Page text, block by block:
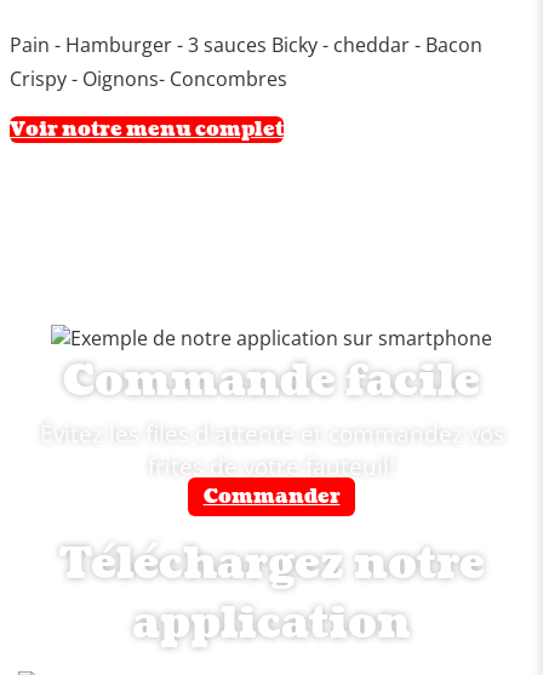
Pain - Hamburger - 3 sauces Bicky - cheddar - Bacon
Crispy - Oignons- Concombres
Voir notre menu complet
Commande facile
Évitez les files d'attente et commandez vos
frites de votre fauteuil!
Commander
Téléchargez notre
application